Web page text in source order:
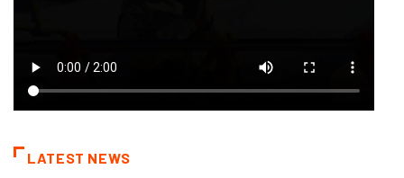
LATEST NEWS